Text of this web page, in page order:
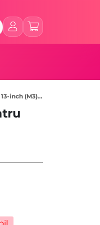
INT, White